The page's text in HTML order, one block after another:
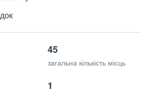
45
загальна кількість місць
1